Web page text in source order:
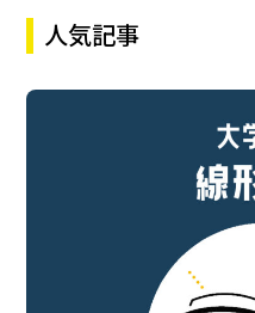
人気記事